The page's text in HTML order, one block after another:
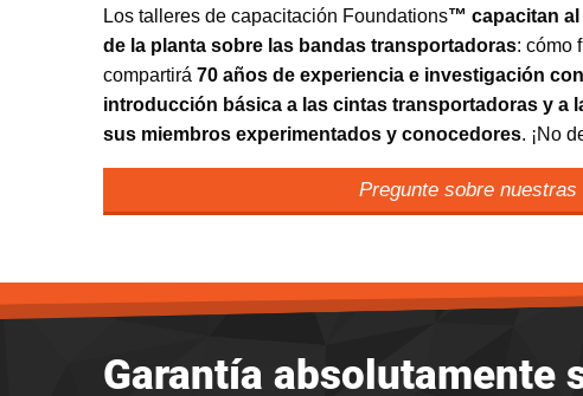
Los talleres de capacitación Foundations™ capacitan
de la planta sobre las bandas transportadoras: cómo
compartirá 70 años de experiencia e investigación
introducción básica a las cintas transportadoras y a
sus miembros experimentados y conocedores. ¡No
Pregunte sobre
Garantía absolutamente